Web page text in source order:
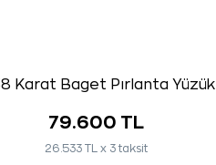
Karat Baget Pırlanta Yüzük
79.600 TL
26.533 TL x 3 taksit